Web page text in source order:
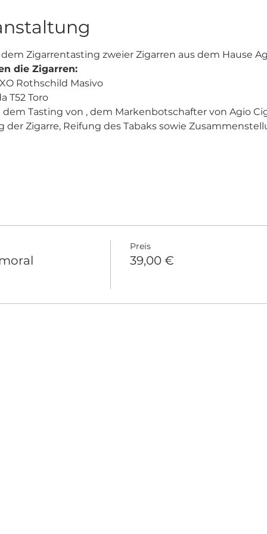
Zigarrentasting zweier Zigarren aus dem Hause
die Zigarren:
Rothschild Masivo
T52 Toro
Tasting von , dem Markenbotschafter von Agio
der Zigarre, Reifung des Tabaks sowie
Preis
39,00 €